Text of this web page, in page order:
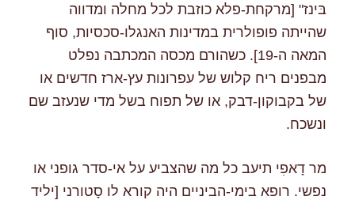
בּינז" [מרקחת-פלא כוזבת לכל מחלה ומדווה
שהייתה פופולרית במדינות האנגלו-סכסיות, סוף
המאה ה-19]. כשהורם מכסה המכתבה נפלט
מבפנים ריח קלוש של עפרונות עץ-ארז חדשים או
של בקבוקון-דבק, או של תפוח בשל מדי שנעזב שם
ונשכח.
מר דָאפִי תיעב כל מה שהצביע על אי-סדר גופני או
נפשי. רופא בימי-הביניים היה קורא לו סָטורני [יליד